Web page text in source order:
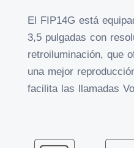
El FIP14G está
3,5 pulgadas con
retroiluminación, que
una mejor
facilita las llamadas